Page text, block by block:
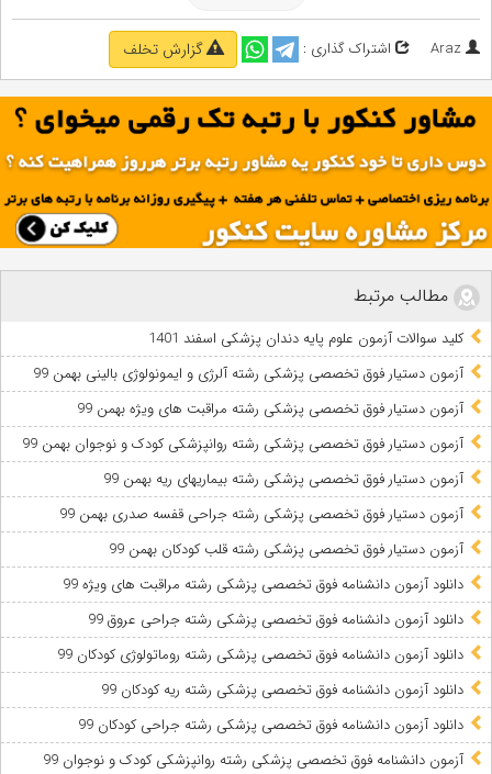
Araz اشتراک گذاری : گزارش تخلف
مطالب مرتبط
کلید سوالات آزمون علوم پایه دندان پزشکی اسفند 1401
آزمون دستیار فوق تخصصی پزشکی رشته آلرژی و ایمونولوژی بالینی بهمن 99
آزمون دستیار فوق تخصصی پزشکی رشته مراقبت های ویژه بهمن 99
آزمون دستیار فوق تخصصی پزشکی رشته روانپزشکی کودک و نوجوان بهمن 99
آزمون دستیار فوق تخصصی پزشکی رشته بیماریهای ریه بهمن 99
آزمون دستیار فوق تخصصی پزشکی رشته جراحی قفسه صدری بهمن 99
آزمون دستیار فوق تخصصی پزشکی رشته قلب کودکان بهمن 99
دانلود آزمون دانشنامه فوق تخصصی پزشکی رشته مراقبت های ویژه 99
دانلود آزمون دانشنامه فوق تخصصی پزشکی رشته جراحی عروق 99
دانلود آزمون دانشنامه فوق تخصصی پزشکی رشته روماتولوژی کودکان 99
دانلود آزمون دانشنامه فوق تخصصی پزشکی رشته ریه کودکان 99
دانلود آزمون دانشنامه فوق تخصصی پزشکی رشته جراحی کودکان 99
آزمون دانشنامه فوق تخصصی پزشکی رشته روانپزشکی کودک و نوجوان 99